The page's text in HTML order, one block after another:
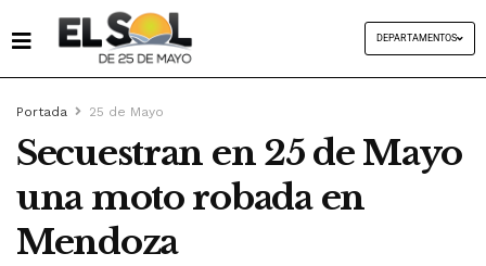
DEPARTAMENTOS
Portada 25 de Mayo
Secuestran en 25 de Mayo
una moto robada en
Mendoza